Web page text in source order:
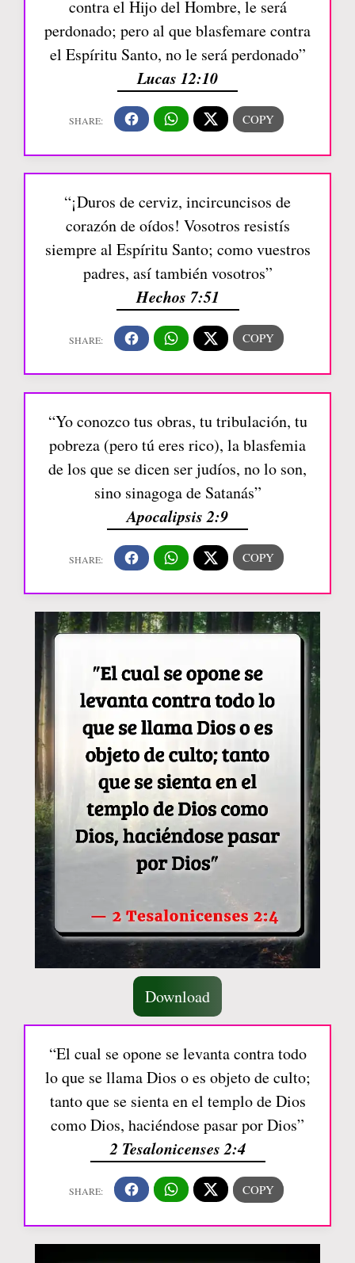
contra el Hijo del Hombre, le será
perdonado; pero al que blasfemare contra
el Espíritu Santo, no le será perdonado”
Lucas 12:10
“¡Duros de cerviz, incircuncisos de
corazón de oídos! Vosotros resistís
siempre al Espíritu Santo; como vuestros
padres, así también vosotros”
Hechos 7:51
“Yo conozco tus obras, tu tribulación, tu
pobreza (pero tú eres rico), la blasfemia
de los que se dicen ser judíos, no lo son,
sino sinagoga de Satanás”
Apocalipsis 2:9
Download
“El cual se opone se levanta contra todo
lo que se llama Dios o es objeto de culto;
tanto que se sienta en el templo de Dios
como Dios, haciéndose pasar por Dios”
2 Tesalonicenses 2:4